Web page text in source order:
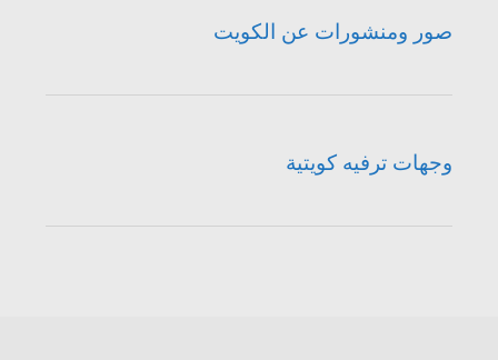
صور ومنشورات عن الكويت
وجهات ترفيه كويتية